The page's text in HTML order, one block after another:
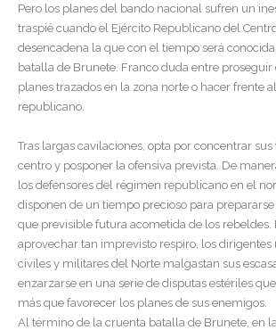
Pero los planes del bando nacional sufren un
traspié cuando el Ejército Republicano del
desencadena la que con el tiempo será
batalla de Brunete. Franco duda entre proseguir
planes trazados en la zona norte o hacer frente
republicano.
Tras largas cavilaciones, opta por concentrar sus
centro y posponer la ofensiva prevista. De
los defensores del régimen republicano en el
disponen de un tiempo precioso para
que previsible futura acometida de los rebeldes.
aprovechar tan imprevisto respiro, los dirigentes
civiles y militares del Norte malgastan sus
enzarzarse en una serie de disputas estériles
más que favorecer los planes de sus enemigos.
Al término de la cruenta batalla de Brunete, en